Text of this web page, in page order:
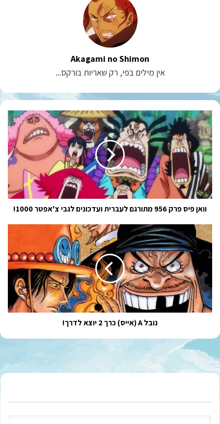
Akagami no Shimon
אין מילים בפי, רק שאריות בורקס...
וואן
פיס
פרק
956
מתורגם
לעברית
ועדכונים
לגבי
צ'אפטר
1000!
וואן פיס פרק 956 מתורגם לעברית ועדכונים לגבי צ'אפטר 1000!
נובל
A
(אייס)
כרך
יוצא
לדרך!
נובל A (אייס) כרך 2 יוצא לדרך!